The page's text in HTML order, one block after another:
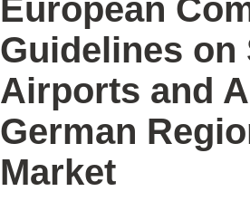
European
Guidelines on
Airports and
German
Market